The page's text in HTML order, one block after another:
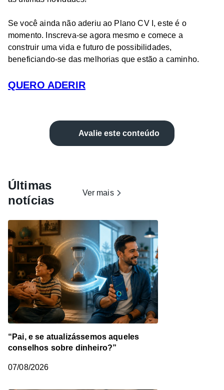
Se você ainda não aderiu ao Plano CV I, este é o
momento. Inscreva-se agora mesmo e comece a
construir uma vida e futuro de possibilidades,
beneficiando-se das melhorias que estão a caminho.
QUERO ADERIR
Avalie este conteúdo
Últimas
notícias
Ver mais
“Pai, e se atualizássemos aqueles
conselhos sobre dinheiro?”
07/08/2026